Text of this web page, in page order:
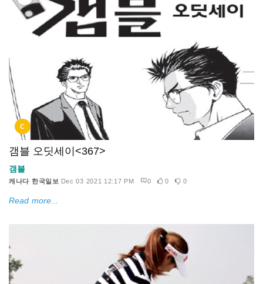
C
갬블 오딧세이<367>
갬블
캐나다 한국일보 Dec 03 2021 12:17 PM 0 0 0
Read more...